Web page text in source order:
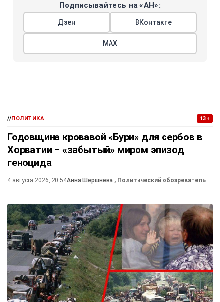
Подписывайтесь на «АН»:
Дзен ВКонтакте
МАХ
//ПОЛИТИКА 13+
Годовщина кровавой «Бури» для сербов в
Хорватии – «забытый» миром эпизод
геноцида
4 августа 2026, 20:54Анна Шершнева , Политический обозреватель